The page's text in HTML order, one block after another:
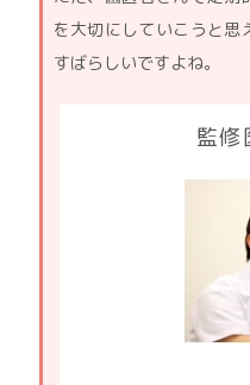
を大切にしていこうと思
すばらしいですよね。
監修